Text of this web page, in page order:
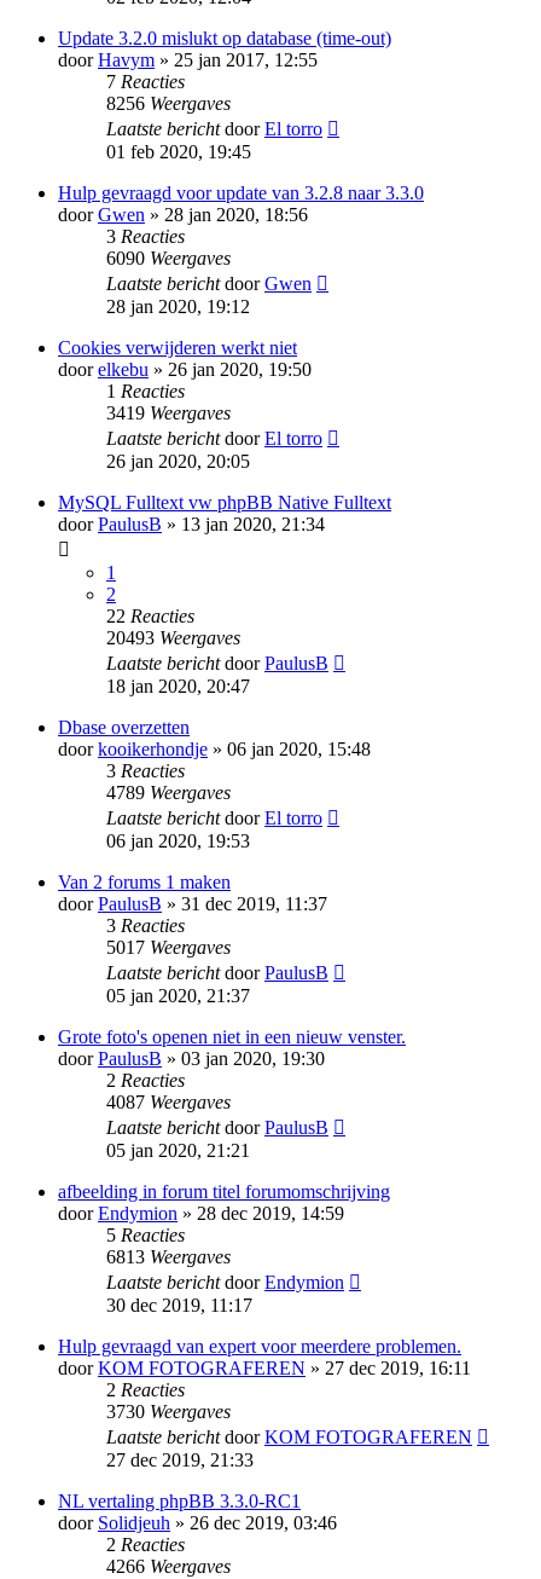
Update 3.2.0 mislukt op database (time-out)
doorHavym » 25 jan 2017, 12:55
7 Reacties
8256 Weergaves
Laatste berichtdoorEl torro
01 feb 2020, 19:45
Hulp gevraagd voor update van 3.2.8 naar 3.3.0
doorGwen » 28 jan 2020, 18:56
3 Reacties
6090 Weergaves
Laatste berichtdoorGwen
28 jan 2020, 19:12
Cookies verwijderen werkt niet
doorelkebu » 26 jan 2020, 19:50
1 Reacties
3419 Weergaves
Laatste berichtdoorEl torro
26 jan 2020, 20:05
MySQL Fulltext vw phpBB Native Fulltext
doorPaulusB » 13 jan 2020, 21:34
1
2
22 Reacties
20493 Weergaves
Laatste berichtdoorPaulusB
18 jan 2020, 20:47
Dbase overzetten
doorkooikerhondje » 06 jan 2020, 15:48
3 Reacties
4789 Weergaves
Laatste berichtdoorEl torro
06 jan 2020, 19:53
Van 2 forums 1 maken
doorPaulusB » 31 dec 2019, 11:37
3 Reacties
5017 Weergaves
Laatste berichtdoorPaulusB
05 jan 2020, 21:37
Grote foto's openen niet in een nieuw venster.
doorPaulusB » 03 jan 2020, 19:30
2 Reacties
4087 Weergaves
Laatste berichtdoorPaulusB
05 jan 2020, 21:21
afbeelding in forum titel forumomschrijving
doorEndymion » 28 dec 2019, 14:59
5 Reacties
6813 Weergaves
Laatste berichtdoorEndymion
30 dec 2019, 11:17
Hulp gevraagd van expert voor meerdere problemen.
doorKOM FOTOGRAFEREN » 27 dec 2019, 16:11
2 Reacties
3730 Weergaves
Laatste berichtdoorKOM FOTOGRAFEREN
27 dec 2019, 21:33
NL vertaling phpBB 3.3.0-RC1
door Solidjeuh » 26 dec 2019, 03:46
2 Reacties
4266 Weergaves